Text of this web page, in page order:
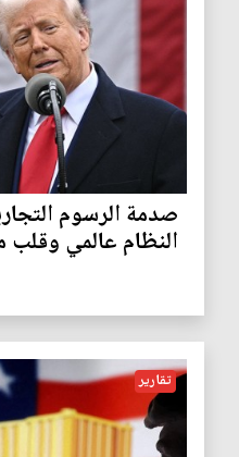
صدمة الرسوم
النظام عالمي وقلب
تقارير